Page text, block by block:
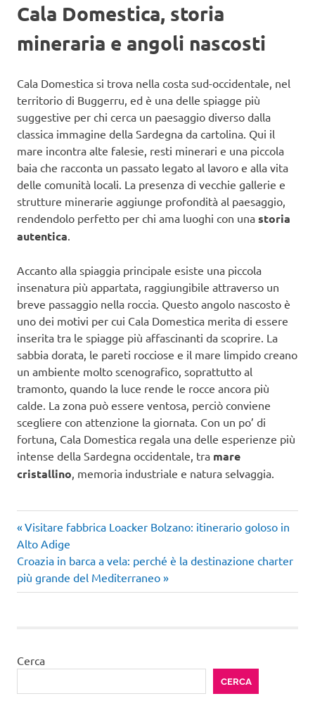
Cala Domestica, storia
mineraria e angoli nascosti
Cala Domestica si trova nella costa sud-occidentale, nel
territorio di Buggerru, ed è una delle spiagge più
suggestive per chi cerca un paesaggio diverso dalla
classica immagine della Sardegna da cartolina. Qui il
mare incontra alte falesie, resti minerari e una piccola
baia che racconta un passato legato al lavoro e alla vita
delle comunità locali. La presenza di vecchie gallerie e
strutture minerarie aggiunge profondità al paesaggio,
rendendolo perfetto per chi ama luoghi con una storia
autentica.
Accanto alla spiaggia principale esiste una piccola
insenatura più appartata, raggiungibile attraverso un
breve passaggio nella roccia. Questo angolo nascosto è
uno dei motivi per cui Cala Domestica merita di essere
inserita tra le spiagge più affascinanti da scoprire. La
sabbia dorata, le pareti rocciose e il mare limpido creano
un ambiente molto scenografico, soprattutto al
tramonto, quando la luce rende le rocce ancora più
calde. La zona può essere ventosa, perciò conviene
scegliere con attenzione la giornata. Con un po’ di
fortuna, Cala Domestica regala una delle esperienze più
intense della Sardegna occidentale, tra mare
cristallino, memoria industriale e natura selvaggia.
Navigazione
articoli
Articolo
precedente:
Visitare fabbrica Loacker Bolzano: itinerario goloso in
Alto Adige
Articolo
successivo:
Croazia in barca a vela: perché è la destinazione charter
più grande del Mediterraneo
Cerca
CERCA